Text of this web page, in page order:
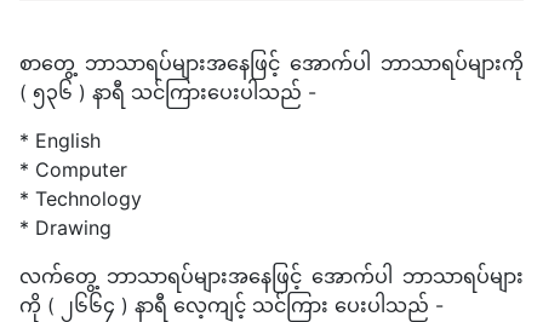
စာတွေ့ ဘာသာရပ်များအနေဖြင့် အောက်ပါ ဘာသာရပ်များကို
( ၅၃၆ ) နာရီ သင်ကြားပေးပါသည် -
* English
* Computer
* Technology
* Drawing
လက်တွေ့ ဘာသာရပ်များအနေဖြင့် အောက်ပါ ဘာသာရပ်များ
ကို ( ၂၆၆၄ ) နာရီ လေ့ကျင့် သင်ကြား ပေးပါသည် -